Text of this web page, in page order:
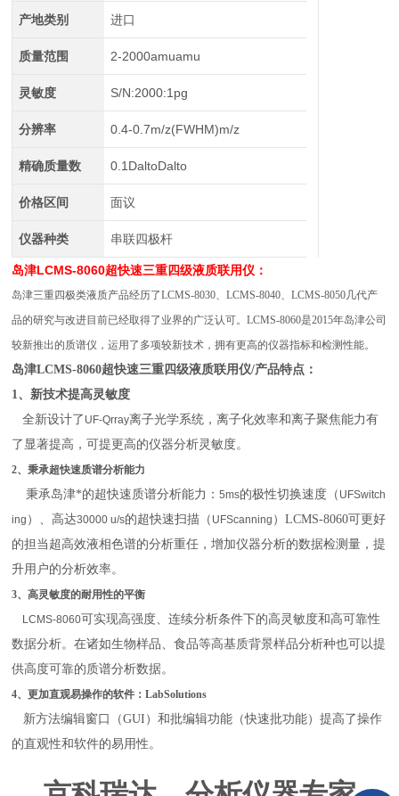
产地类别 进口
质量范围 2-2000amuamu
灵敏度 S/N:2000:1pg
分辨率 0.4-0.7m/z(FWHM)m/z
精确质量数 0.1DaltoDalto
价格区间 面议
仪器种类 串联四极杆
岛津LCMS-8060超快速三重四级液质联用仪：
岛津三重四极类液质产品经历了LCMS-8030、LCMS-8040、LCMS-8050几代产
品的研究与改进目前已经取得了业界的广泛认可。LCMS-8060是2015年岛津公司
较新推出的质谱仪，运用了多项较新技术，拥有更高的仪器指标和检测性能。
岛津LCMS-8060超快速三重四级液质联用仪/产品特点：
1、新技术提高灵敏度
全新设计了 UF-Qrray离子光学系统，离子化效率和离子聚焦能力有
了显著提高，可提更高的仪器分析灵敏度。
2、秉承超快速质谱分析能力
秉承岛津*的超快速质谱分析能力：5ms的极性切换速度（ UFSwitch
ing ）、高达30000 u/s的超快速扫描（ UFScanning ）LCMS-8060可更好
的担当超高效液相色谱的分析重任，增加仪器分析的数据检测量，提
升用户的分析效率。
3、高灵敏度的耐用性的平衡
LCMS-8060可实现高强度、连续分析条件下的高灵敏度和高可靠性
数据分析。在诸如生物样品、食品等高基质背景样品分析种也可以提
供高度可靠的质谱分析数据。
4、更加直观易操作的软件：LabSolutions
新方法编辑窗口（GUI）和批编辑功能（快速批功能）提高了操作
的直观性和软件的易用性。